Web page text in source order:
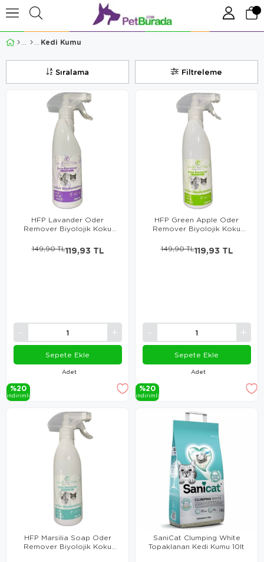
Kedi Kumu
Filtreleme
Sıralama
HFP Lavander Oder
Remover Biyolojik Koku
Adet
119,93 TL
149,90 TL
Sepete Ekle
%20
i̇ndi̇ri̇mli̇
HFP Green Apple Oder
Remover Biyolojik Koku
Adet
119,93 TL
149,90 TL
Sepete Ekle
%20
i̇ndi̇ri̇mli̇
HFP Marsilia Soap Oder
Remover Biyolojik Koku
SaniCat Clumping White
Topaklanan Kedi Kumu 10lt